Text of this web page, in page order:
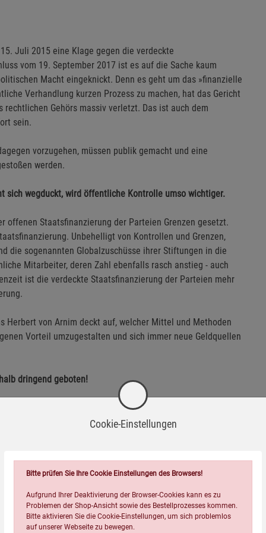
Juli 2015 eine Klage gegen die verdeckte
vom 19. September 2017 ist es auf die Sache kaum
Macht eingeknickt. Denn es geht um das »finanzielle
Verhandlung kurzen Prozess zu machen, hat das Gericht
Gehörs massiv verletzt. Das ist auch dem
sein.
vorzugehen, müssen publik gemacht und eine
werden.
sich wegduckt, wird öffentliche Kontrolle umso wichtiger.
offenen Staatsfinanzierung der Parteien Grenzen gesetzt.
Unbehelligt von Kontrollen und Grenzen,
die sogenannten Globalzuschüsse ihrer Stiftungen in die
Mitarbeiter, deren Zahl ebenfalls rasch anstieg - auch
ist die verdeckte Staatsfinanzierung der Parteien mehr
Herbert von Arnim deckt auf, welcher Mittel und Methoden
Vorteil umzugestalten und sich immer neue Geldquellen
dringend geboten!
bürgerferne Staatsparteien und wachsende
Demokratieproblem.
bringen!
Gesetze aus den Angeln gehoben wie diese Einmann-
Cookie-Einstellungen
Bitte prüfen Sie Ihre Cookie Einstellungen des Browsers!
Aufgrund Ihrer Deaktivierung der Browser-Cookies kann es zu
Problemen der Shop-Ansicht sowie des Bestellprozesses kommen.
Bitte aktivieren Sie die Cookie-Einstellungen, um sich problemlos
auf unserer Webseite zu bewegen.